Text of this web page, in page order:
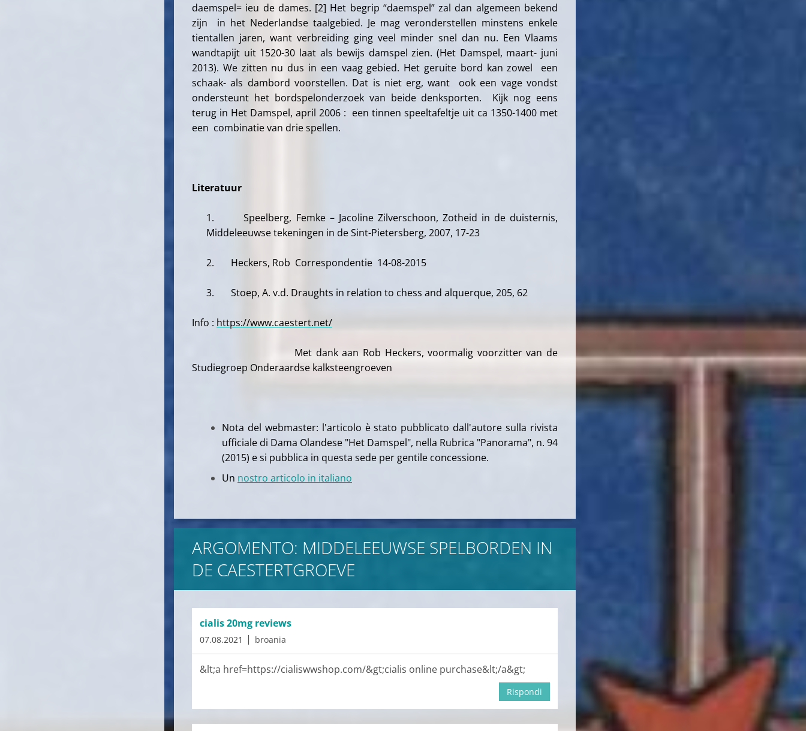
daemspel= ieu de dames. [2] Het begrip “daemspel” zal dan algemeen bekend
zijn in het Nederlandse taalgebied. Je mag veronderstellen minstens enkele
tientallen jaren, want verbreiding ging veel minder snel dan nu. Een Vlaams
wandtapijt uit 1520-30 laat als bewijs damspel zien. (Het Damspel, maart- juni
2013). We zitten nu dus in een vaag gebied. Het geruite bord kan zowel een
schaak- als dambord voorstellen. Dat is niet erg, want ook een vage vondst
ondersteunt het bordspelonderzoek van beide denksporten. Kijk nog eens
terug in Het Damspel, april 2006 : een tinnen speeltafeltje uit ca 1350-1400 met
een combinatie van drie spellen.
Literatuur
1. Speelberg, Femke – Jacoline Zilverschoon, Zotheid in de duisternis,
Middeleeuwse tekeningen in de Sint-Pietersberg, 2007, 17-23
2. Heckers, Rob Correspondentie 14-08-2015
3. Stoep, A. v.d. Draughts in relation to chess and alquerque, 205, 62
Info : https://www.caestert.net/
Met dank aan Rob Heckers, voormalig voorzitter van de
Studiegroep Onderaardse kalksteengroeven
Nota del webmaster: l'articolo è stato pubblicato dall'autore sulla rivista
ufficiale di Dama Olandese "Het Damspel", nella Rubrica "Panorama", n. 94
(2015) e si pubblica in questa sede per gentile concessione.
Un nostro articolo in italiano
ARGOMENTO: MIDDELEEUWSE SPELBORDEN IN
DE CAESTERTGROEVE
cialis 20mg reviews
07.08.2021 broania
&lt;a href=https://cialiswwshop.com/&gt;cialis online purchase&lt;/a&gt;
Rispondi